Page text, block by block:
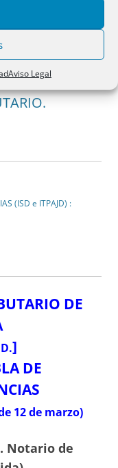
Aviso Legal
(ISD e ITPAJD) :
DE
]
DE
12 de marzo)
Notario de